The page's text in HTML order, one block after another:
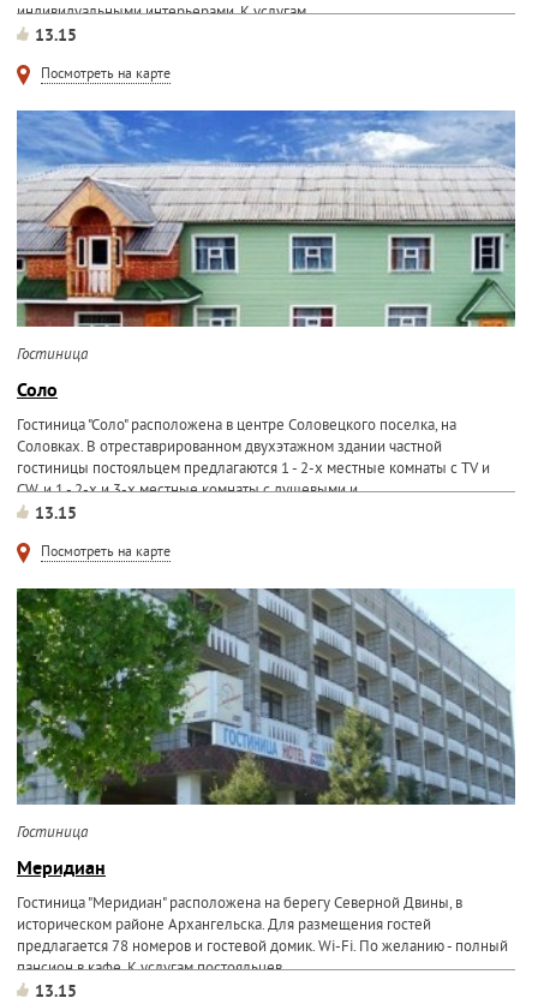
индивидуальными интерьерами. К услугам...
13.15
Посмотреть на карте
Гостиница
Соло
Гостиница "Соло" расположена в центре Соловецкого поселка, на
Соловках. В отреставрированном двухэтажном здании частной
гостиницы постояльцем предлагаются 1 - 2-х местные комнаты с TV и
CW, и 1 - 2-х и 3-х местные комнаты с душевыми и...
13.15
Посмотреть на карте
Гостиница
Меридиан
Гостиница "Меридиан" расположена на берегу Северной Двины, в
историческом районе Архангельска. Для размещения гостей
предлагается 78 номеров и гостевой домик. Wi-Fi. По желанию - полный
пансион в кафе. К услугам постояльцев...
13.15